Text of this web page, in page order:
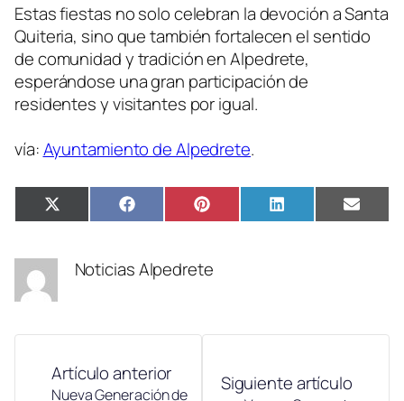
Estas fiestas no solo celebran la devoción a Santa
Quiteria, sino que también fortalecen el sentido
de comunidad y tradición en Alpedrete,
esperándose una gran participación de
residentes y visitantes por igual.
vía:Ayuntamiento de Alpedrete.
Compartir
en
X
(Twitter)
Compartir
en
FacebookCompartir
en
PinterestCompartir
en
LinkedIn
en
Email
Noticias Alpedrete
Artículo anterior
Nueva Generación de Siguiente artículo